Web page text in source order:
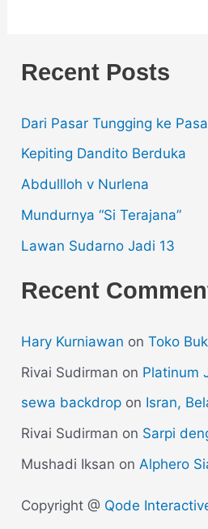
Recent Posts
Dari Pasar Tungging ke
Kepiting Dandito Berduka
Abdullloh v Nurlena
Mundurnya “Si Terajana”
Lawan Sudarno Jadi 13
Recent
Hary Kurniawan onToko
Rivai Sudirman on Platinum
sewa backdrop on Isran,
Rivai Sudirman on Sarpi
Mushadi Iksan on Alphero
Copyright @ Qode